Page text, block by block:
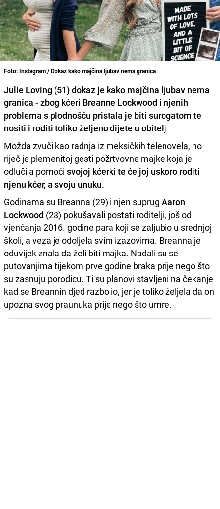
Foto: Instagram / Dokaz kako majčina ljubav nema granica
Julie Loving (51) dokaz je kako majčina ljubav nema
granica - zbog kćeri Breanne Lockwood i njenih
problema s plodnošću pristala je biti surogatom te
nositi i roditi toliko željeno dijete u obitelj
Možda zvuči kao radnja iz meksičkih telenovela, no
riječ je plemenitoj gesti požrtvovne majke koja je
odlučila pomoći svojoj kćerki te će joj uskoro roditi
njenu kćer, a svoju unuku.
Godinama su Breanna (29) i njen suprug Aaron
Lockwood (28) pokušavali postati roditelji, još od
vjenčanja 2016. godine para koji se zaljubio u srednjoj
školi, a veza je odoljela svim izazovima. Breanna je
oduvijek znala da želi biti majka. Nadali su se
putovanjima tijekom prve godine braka prije nego što
su zasnuju porodicu. Ti su planovi stavljeni na čekanje
kad se Breannin djed razbolio, jer je toliko željela da on
upozna svog praunuka prije nego što umre.